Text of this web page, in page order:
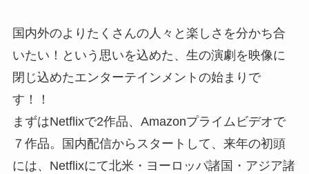
国内外のよりたくさんの人々と楽しさを分かち合
いたい！という思いを込めた、生の演劇を映像に
閉じ込めたエンターテインメントの始まりで
す！！
まずはNetflixで2作品、Amazonプライムビデオで
７作品。国内配信からスタートして、来年の初頭
には、Netflixにて北米・ヨーロッパ諸国・アジア諸